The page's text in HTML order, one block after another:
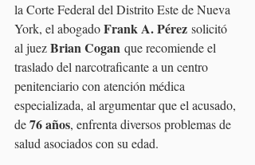
la Corte Federal del Distrito Este de Nueva
York, el abogado Frank A. Pérez solicitó
al juez Brian Cogan que recomiende el
traslado del narcotraficante a un centro
penitenciario con atención médica
especializada, al argumentar que el acusado,
de 76 años, enfrenta diversos problemas de
salud asociados con su edad.